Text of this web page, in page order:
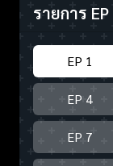
รายการ EP
EP 1
EP 4
EP 7